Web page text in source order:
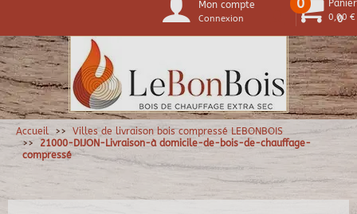
0
Mon compte
Connexion
0 Panier
0,00 €
Accueil
Villes de livraison bois compressé LEBONBOIS
21000-DIJON-Livraison-à domicile-de-bois-de-chauffage-
compressé